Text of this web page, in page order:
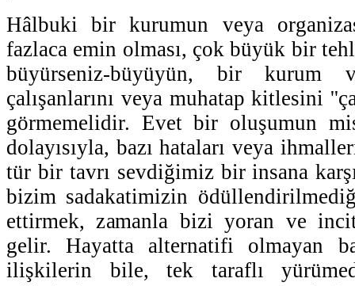
Hâlbuki bir kurumun veya
fazlaca emin olması, çok büyük bir
büyürseniz-büyüyün, bir kurum
çalışanlarını veya muhatap kitlesini
görmemelidir. Evet bir oluşumun
dolayısıyla, bazı hataları veya
tür bir tavrı sevdiğimiz bir insana
bizim sadakatimizin
ettirmek, zamanla bizi yoran ve
gelir. Hayatta alternatifi olmayan
ilişkilerin bile, tek taraflı